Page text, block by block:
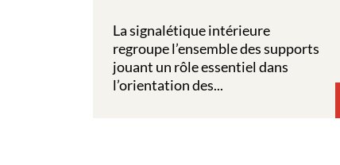
La signalétique intérieure
regroupe l’ensemble des supports
jouant un rôle essentiel dans
l’orientation des...